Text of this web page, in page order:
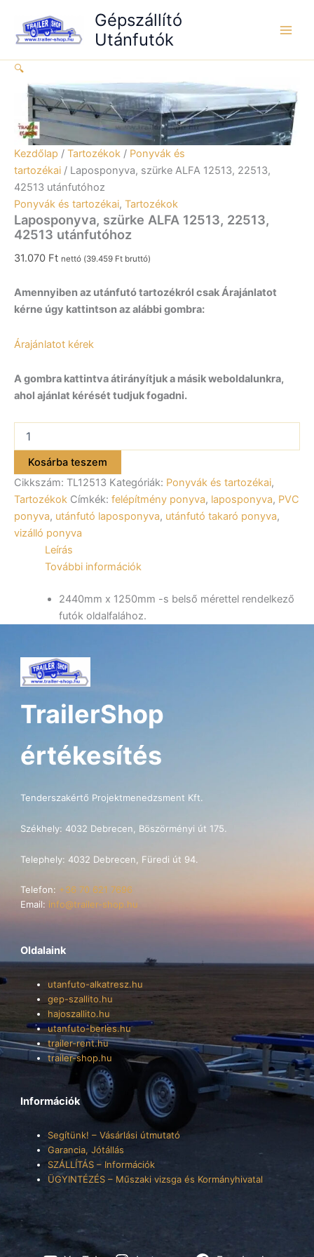
content
Gépszállító
Utánfutók
🔍
Kezdőlap / Tartozékok / Ponyvák és
tartozékai / Laposponyva, szürke ALFA 12513, 22513,
42513 utánfutóhoz
Ponyvák és tartozékai, Tartozékok
Laposponyva, szürke ALFA 12513, 22513,
42513 utánfutóhoz
31.070 Ft nettó (39.459 Ft bruttó)
Amennyiben az utánfutó tartozékról csak Árajánlatot
kérne úgy kattintson az alábbi gombra:
Árajánlatot kérek
A gombra kattintva átirányítjuk a másik weboldalunkra,
ahol ajánlat kérését tudjuk fogadni.
szürke
ALFA
12513,
22513,
42513
utánfutóhoz
mennyiség
Kosárba teszem
Cikkszám: TL12513 Kategóriák: Ponyvák és tartozékai,
Tartozékok Címkék: felépítmény ponyva, laposponyva, PVC
ponyva, utánfutó laposponyva, utánfutó takaró ponyva,
vizálló ponyva
Leírás
További információk
2440mm x 1250mm -s belső mérettel rendelkező
futók oldalfalához.
TrailerShop
értékesítés
Tenderszakértő Projektmenedzsment Kft.
Székhely: 4032 Debrecen, Böszörményi út 175.
Telephely: 4032 Debrecen, Füredi út 94.
Telefon: +36 70 621 7696
Email: info@trailer-shop.hu
Oldalaink
utanfuto-alkatresz.hu
gep-szallito.hu
hajoszallito.hu
utanfuto-berles.hu
trailer-rent.hu
trailer-shop.hu
Információk
Segítünk! – Vásárlási útmutató
Garancia, Jótállás
SZÁLLÍTÁS – Információk
ÜGYINTÉZÉS – Műszaki vizsga és Kormányhivatal
22513,
42513
mennyiség